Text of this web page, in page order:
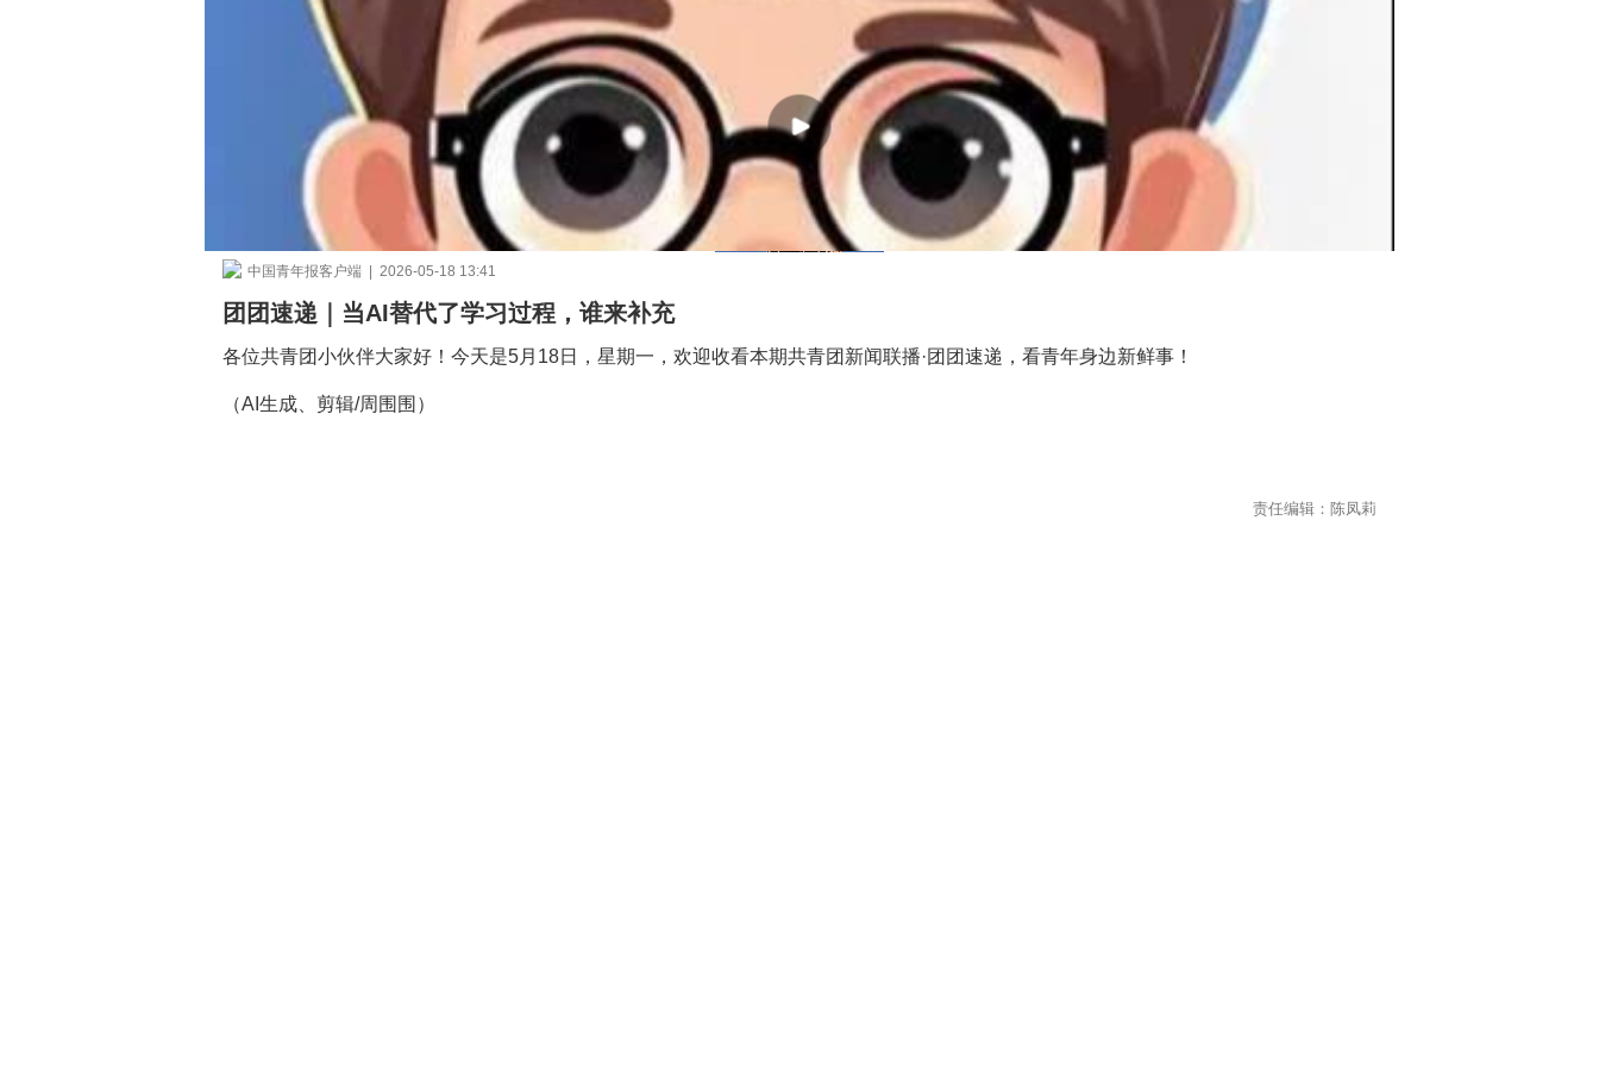
中国青年报客户端 | 2026-05-18 13:41
团团速递｜当AI替代了学习过程，谁来补充
各位共青团小伙伴大家好！今天是5月18日，星期一，欢迎收看本期共青团新闻联播·团团速递，看青年身边新鲜事！
（AI生成、剪辑/周围围）